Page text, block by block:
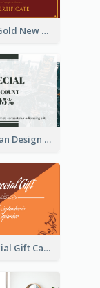
Red And Gold New Year Celebration Gift Card
Clear Urban Design Gift Card
Your Special Gift Card With Time Limit